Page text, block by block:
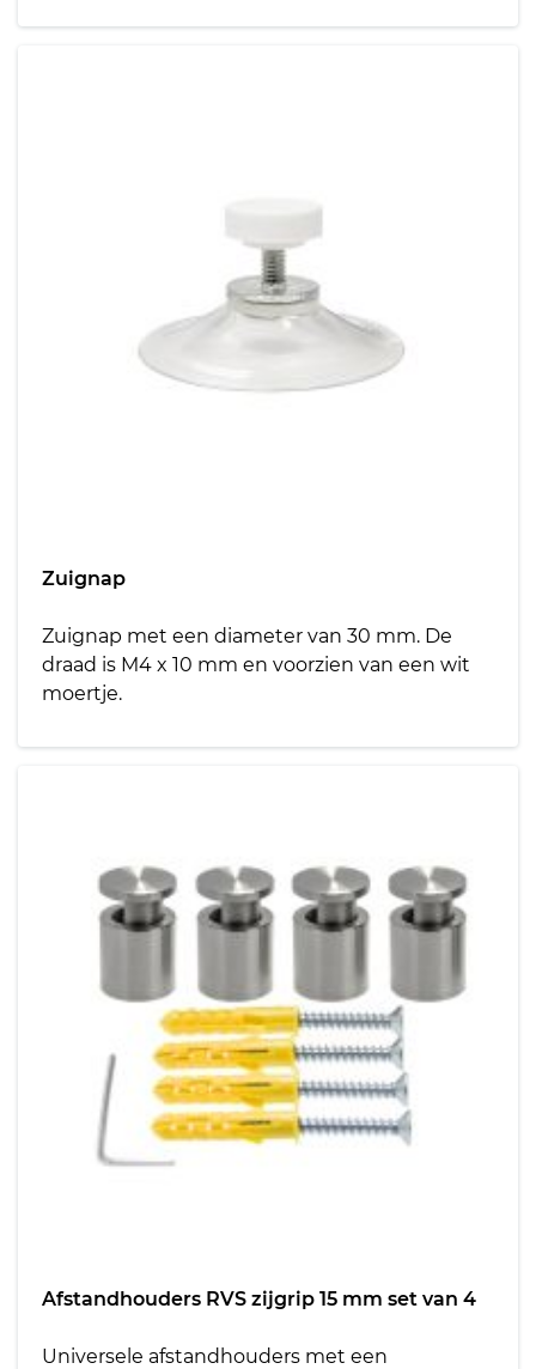
Zuignap
Zuignap met een diameter van 30 mm. De
draad is M4 x 10 mm en voorzien van een wit
moertje.
Afstandhouders RVS zijgrip 15 mm set van 4
Universele afstandhouders met een